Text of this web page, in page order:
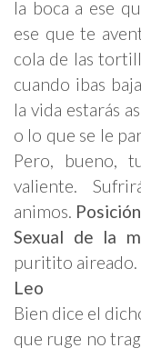
la boca a ese
ese que te
cola de las
cuando ibas
la vida estarás
o lo que se le
Pero, bueno,
valiente.
animos. Posición
Sexual de la
puritito aireado.
Leo
Bien dice el
que ruge no